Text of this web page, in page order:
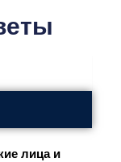
лица и